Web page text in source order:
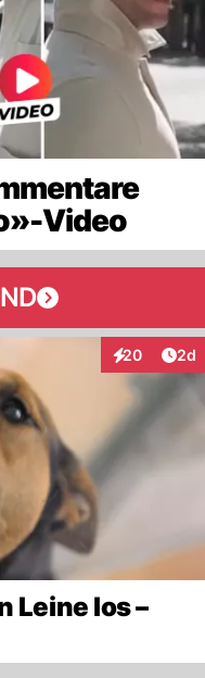
Video
20
Interaktionen
2d
Leine los –